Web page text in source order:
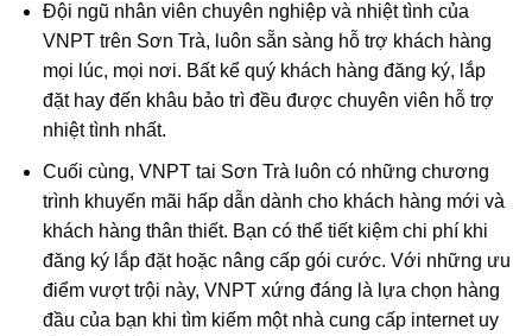
Đội ngũ nhân viên chuyên nghiệp và nhiệt tình của
VNPT trên Sơn Trà, luôn sẵn sàng hỗ trợ khách hàng
mọi lúc, mọi nơi. Bất kể quý khách hàng đăng ký, lắp
đặt hay đến khâu bảo trì đều được chuyên viên hỗ trợ
nhiệt tình nhất.
Cuối cùng, VNPT tai Sơn Trà luôn có những chương
trình khuyến mãi hấp dẫn dành cho khách hàng mới và
khách hàng thân thiết. Bạn có thể tiết kiệm chi phí khi
đăng ký lắp đặt hoặc nâng cấp gói cước. Với những ưu
điểm vượt trội này, VNPT xứng đáng là lựa chọn hàng
đầu của bạn khi tìm kiếm một nhà cung cấp internet uy